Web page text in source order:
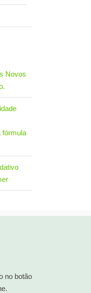
Silimarina no Estresse
Novos
fórmula
no botão